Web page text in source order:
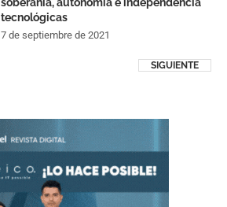
tecnológicas
7 de septiembre de 2021
SIGUIENTE